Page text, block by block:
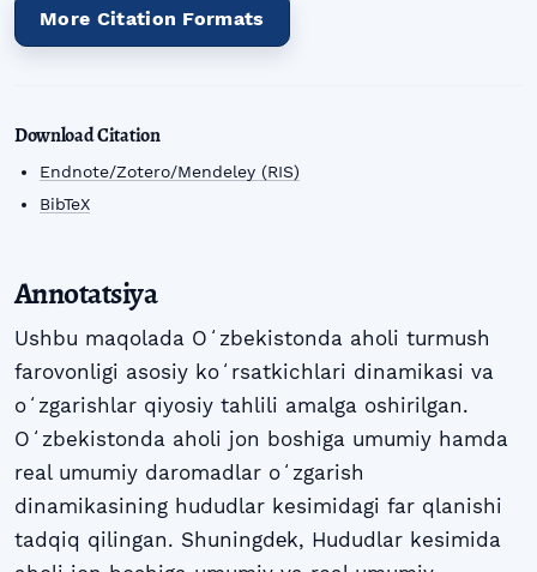
More Citation Formats
Download Citation
Endnote/Zotero/Mendeley (RIS)
BibTeX
Annotatsiya
Ushbu maqolada Oʻzbekistonda aholi turmush
farovonligi asosiy koʻrsatkichlari dinamikasi va
oʻzgarishlar qiyosiy tahlili amalga oshirilgan.
Oʻzbekistonda aholi jon boshiga umumiy hamda
real umumiy daromadlar oʻzgarish
dinamikasining hududlar kesimidagi far qlanishi
tadqiq qilingan. Shuningdеk, Hududlar kesimida